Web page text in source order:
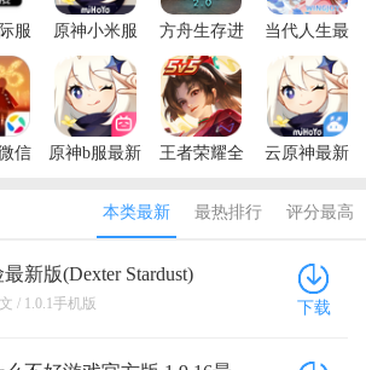
服
原神小米服
方舟生存进
化破解版FF
作弊菜单
当代人生最
新版本
信
原神b服最新
王者荣耀全
新版(Honor
of Kings)
云原神最新
本类最新 最热排行 评分最高
新版(Dexter Stardust)
/ 1.0.1手机版 下载